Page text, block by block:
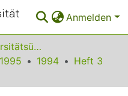
Anmelden
Fach- und Universitätsübergreifendes
1994
Heft 3